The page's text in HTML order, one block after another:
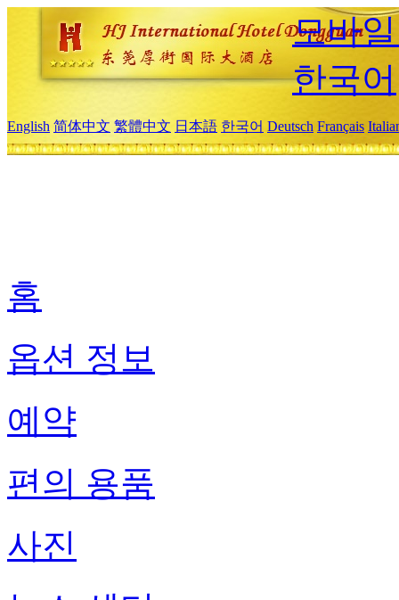
모바
한국어
English 简体中文 繁體中文 日本語 한국어 Deutsch Français
홈
옵션 정보
예약
편의 용품
사진